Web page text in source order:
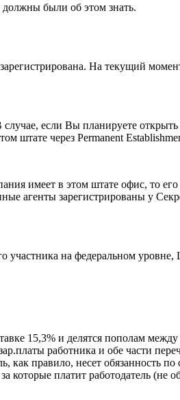
были об этом знать.
На текущий
если Вы планируете открыть
штате через Permanent
имеет в этом штате офис, то
агенты зарегистрированы у
участника на федеральном уровне,
15,3% и делятся пополам между
работника и обе части
как правило, несет обязанность
которые платит работодатель (не